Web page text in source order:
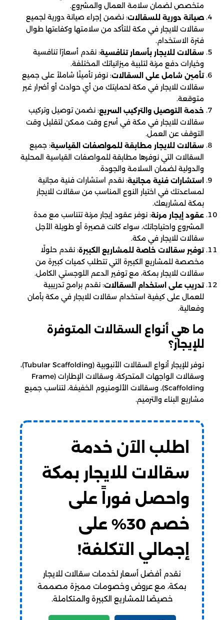
متخصص لضمان سلامة العمال والمشروع.
صيانة دورية للسقالات: نضمن إجراء صيانة دورية لجميع
سقالات للايجار في مكة للتأكد من سلامتها وكفاءتها طوال
فترة الاستخدام.
سقالات للايجار بأسعار تنافسية: نقدم أسعارًا تنافسية
وخيارات دفع مرنة لتلبية ميزانياتك المختلفة.
تأمين شامل على السقالات: نوفر تأمينًا شاملاً على جميع
سقالات للايجار في مكة لحمايتك من أي حوادث أو أضرار غير
متوقعة.
خدمة التوصيل والتركيب السريع: نضمن توصيل وتركيب
سقالات للايجار في مكة في أسرع وقت ممكن لتقليل وقت
التوقف عن العمل.
سقالات للايجار مطابقة للمواصفات القياسية: جميع
السقالات التي نوفرها مطابقة للمواصفات القياسية المحلية
والدولية لضمان السلامة والجودة.
استشارات فنية مجانية: نقدم استشارات فنية مجانية
لمساعدتك في اختيار النوع المناسب من سقالات للايجار
بمكة لمشاريعك.
عقود إيجار مرنة: نوفر عقود إيجار مرنة تتناسب مع مدة
المشروع واحتياجاتك، سواء كانت قصيرة أو طويلة الأجل
سقالات للايجار في مكة.
توفير سقالات خاصة للمشاريع الكبيرة: نقدم حلولًا
مخصصة للمشاريع الكبيرة التي تتطلب كميات كبيرة من
سقالات للايجار بمكة، مع توفير الدعم اللوجستي الكامل.
تدريب على استخدام السقالات: نقدم برامج تدريبية
للعمال على كيفية استخدام سقالات للايجار في مكة بأمان
وفعالية.
ما هي أنواع السقالات المتوفرة
للإيجار؟
نوفر للإيجار أنواع السقالات الأنبوبية (Tubular Scaffolding)،
وسقالات الواجهات المتحركة، وسقالات الإطارات (Frame
Scaffolding)، وسقالات الألومنيوم الخفيفة، لتناسب جميع
مشاريع البناء والترميم.
اطلب الآن خدمة
سقالات للايجار بمكة
واحصل فوراً على
خصم 30% على
إجمالي التكلفة!
نقدم أفضل أسعار لخدمات سقالات للايجار
بمكة، مع عروض وخصومات مميزة مصممة
خصيصًا للمشاريع الكبيرة والمتكاملة.